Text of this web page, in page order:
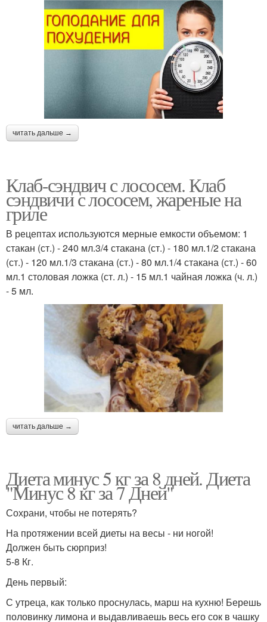
читать дальше →
Клаб-сэндвич с лососем. Клаб
сэндвичи с лососем, жареные на
гриле
В рецептах используются мерные емкости объемом: 1
стакан (ст.) - 240 мл.3/4 стакана (ст.) - 180 мл.1/2 стакана
(ст.) - 120 мл.1/3 стакана (ст.) - 80 мл.1/4 стакана (ст.) - 60
мл.1 столовая ложка (ст. л.) - 15 мл.1 чайная ложка (ч. л.)
- 5 мл.
читать дальше →
Диета минус 5 кг за 8 дней. Диета
"Минус 8 кг за 7 Дней"
Сохрани, чтобы не потерять?
На протяжении всей диеты на весы - ни ногой!
Должен быть сюрприз!
5-8 Кг.
День первый:
С утреца, как только проснулась, марш на кухню! Берешь
половинку лимона и выдавливаешь весь его сок в чашку